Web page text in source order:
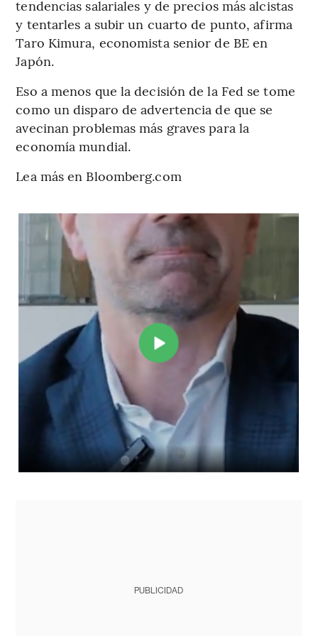
tendencias salariales y de precios más alcistas
y tentarles a subir un cuarto de punto, afirma
Taro Kimura, economista senior de BE en
Japón.
Eso a menos que la decisión de la Fed se tome
como un disparo de advertencia de que se
avecinan problemas más graves para la
economía mundial.
Lea más en Bloomberg.com
PUBLICIDAD